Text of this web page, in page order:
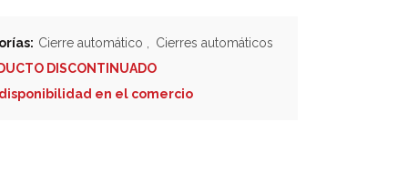
Cierre automático
Cierres automáticos
DISCONTINUADO
en el comercio